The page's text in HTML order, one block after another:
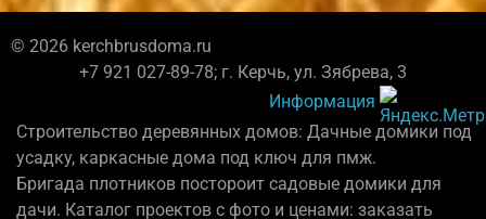
© 2026 kerchbrusdoma.ru
+7 921 027-89-78; г. Керчь, ул. Зябрева, 3
Информация
Строительство деревянных домов: Дачные домики под
усадку, каркасные дома под ключ для пмж.
Бригада плотников постороит садовые домики для
дачи. Каталог проектов с фото и ценами: заказать